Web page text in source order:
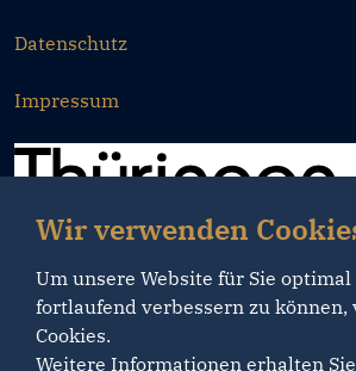
Datenschutz
Impressum
Wir verwenden
Um unsere Website für Sie
fortlaufend verbessern zu können,
Cookies.
Weitere Informationen erhalten